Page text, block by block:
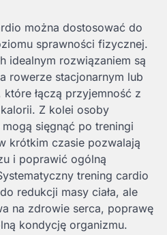
można dostosować do
sprawności fizycznej.
idealnym rozwiązaniem są
rowerze stacjonarnym lub
łączą przyjemność z
Z kolei osoby
sięgnąć po treningi
krótkim czasie pozwalają
i poprawić ogólną
trening cardio
redukcji masy ciała, ale
na zdrowie serca, poprawę
kondycję organizmu.